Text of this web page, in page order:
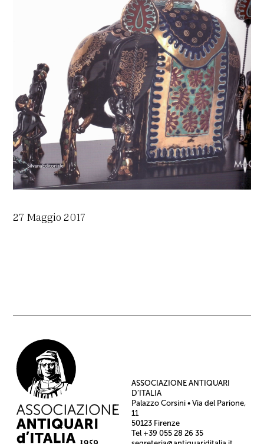
27 Maggio 2017
ASSOCIAZIONE ANTIQUARI
D’ITALIA
Palazzo Corsini • Via del Parione,
11
50123 Firenze
Tel +39 055 28 26 35